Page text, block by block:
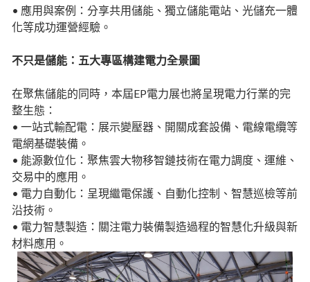
• 應用與案例：分享共用儲能、獨立儲能電站、光儲充一體
化等成功運營經驗。
不只是儲能：五大專區構建電力全景圖
在聚焦儲能的同時，本屆EP電力展也將呈現電力行業的完
整生態：
• 一站式輸配電：展示變壓器、開關成套設備、電線電纜等
電網基礎裝備。
• 能源數位化：聚焦雲大物移智鏈技術在電力調度、運維、
交易中的應用。
• 電力自動化：呈現繼電保護、自動化控制、智慧巡檢等前
沿技術。
• 電力智慧製造：關注電力裝備製造過程的智慧化升級與新
材料應用。